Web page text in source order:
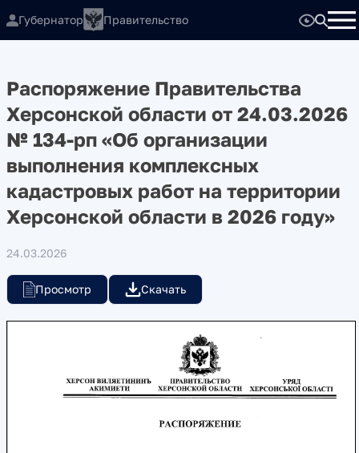
Губернатор Правительство
Распоряжение Правительства
Херсонской области от 24.03.2026
№ 134-рп «Об организации
выполнения комплексных
кадастровых работ на территории
Херсонской области в 2026 году»
24.03.2026
Просмотр Скачать